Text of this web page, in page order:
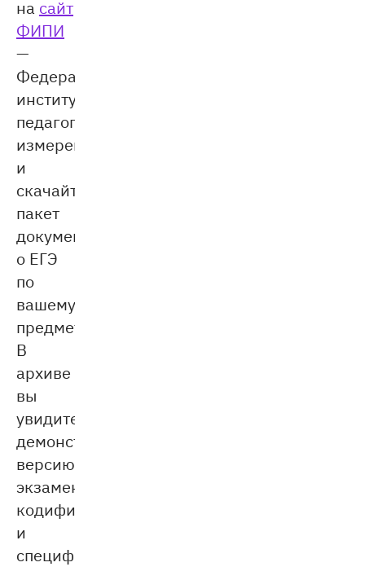
на сайт
ФИПИ
—
Федерального
института
педагогических
измерений
и
скачайте
пакет
документов
о ЕГЭ
по
вашему
предмету.
В
архиве
вы
увидите
демонстрационную
версию
экзамена,
кодификатор
и
спецификацию.